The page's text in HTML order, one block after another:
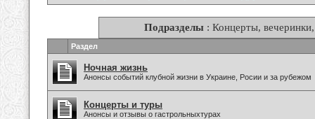
Подразделы: Концерты,
Раздел
Ночная жизнь
Анонсы событий клубной жизни в Украине, Росии и за рубежом
Концерты и туры
Анонсы и отзывы о гастрольныхтурах